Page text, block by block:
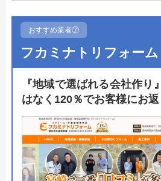
てくれるので施工後も安心です。
トイレリフォームではTOTO、
製品を取り扱います。それぞ
望を叶えるためにどの商品が良
頼できるので相談してみてくだ
公式サイト
料金詳細を
おすすめ業者⑦
フカミナトリフォーム
『地域で選ばれる会社作り
はなく120％でお客様にお